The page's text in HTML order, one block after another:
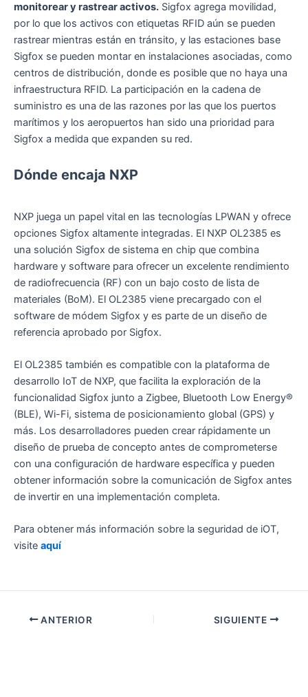
monitorear y rastrear activos. Sigfox agrega movilidad,
por lo que los activos con etiquetas RFID aún se pueden
rastrear mientras están en tránsito, y las estaciones base
Sigfox se pueden montar en instalaciones asociadas, como
centros de distribución, donde es posible que no haya una
infraestructura RFID. La participación en la cadena de
suministro es una de las razones por las que los puertos
marítimos y los aeropuertos han sido una prioridad para
Sigfox a medida que expanden su red.
Dónde encaja NXP
NXP juega un papel vital en las tecnologías LPWAN y ofrece
opciones Sigfox altamente integradas. El NXP OL2385 es
una solución Sigfox de sistema en chip que combina
hardware y software para ofrecer un excelente rendimiento
de radiofrecuencia (RF) con un bajo costo de lista de
materiales (BoM). El OL2385 viene precargado con el
software de módem Sigfox y es parte de un diseño de
referencia aprobado por Sigfox.
El OL2385 también es compatible con la plataforma de
desarrollo IoT de NXP, que facilita la exploración de la
funcionalidad Sigfox junto a Zigbee, Bluetooth Low Energy®
(BLE), Wi-Fi, sistema de posicionamiento global (GPS) y
más. Los desarrolladores pueden crear rápidamente un
diseño de prueba de concepto antes de comprometerse
con una configuración de hardware específica y pueden
obtener información sobre la comunicación de Sigfox antes
de invertir en una implementación completa.
Para obtener más información sobre la seguridad de iOT,
visite aquí
ANTERIOR SIGUIENTE